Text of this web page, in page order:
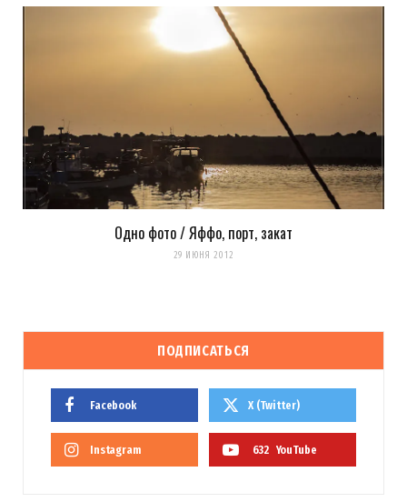
Одно фото / Яффо, порт, закат
29 ИЮНЯ 2012
ПОДПИСАТЬСЯ
Facebook X (Twitter)
Instagram 632 YouTube